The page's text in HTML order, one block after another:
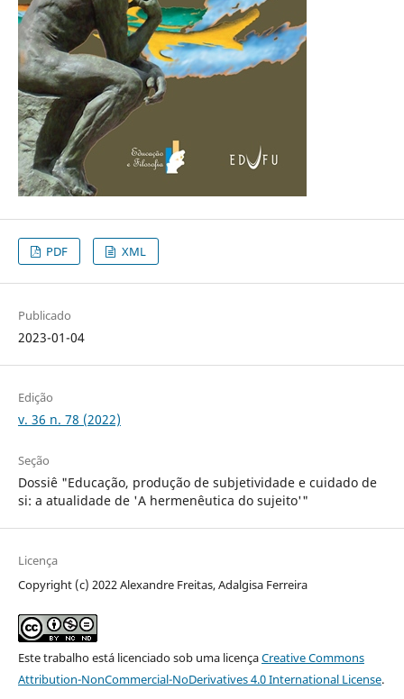
PDF XML
Publicado
2023-01-04
Edição
v. 36 n. 78 (2022)
Seção
Dossiê "Educação, produção de subjetividade e cuidado de
si: a atualidade de 'A hermenêutica do sujeito'"
Licença
Copyright (c) 2022 Alexandre Freitas, Adalgisa Ferreira
Este trabalho está licenciado sob uma licençaCreative Commons
Attribution-NonCommercial-NoDerivatives 4.0 International License.